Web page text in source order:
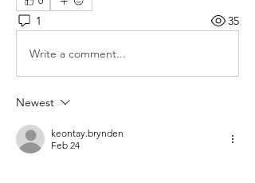
1 35
Write a comment...
Newest
keontay.brynden
Feb 24